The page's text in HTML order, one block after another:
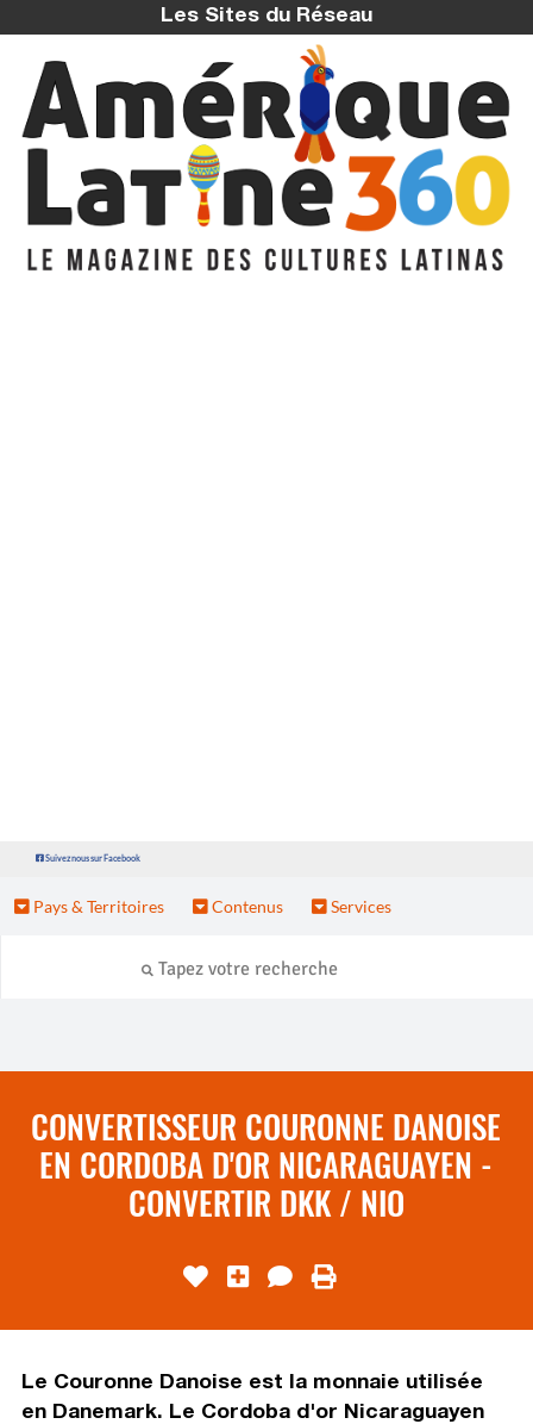
Les Sites du Réseau
Suivez nous sur Facebook
Pays & Territoires Contenus Services
CONVERTISSEUR COURONNE DANOISE
EN CORDOBA D'OR NICARAGUAYEN -
CONVERTIR DKK / NIO
Le Couronne Danoise est la monnaie utilisée
en Danemark. Le Cordoba d'or Nicaraguayen